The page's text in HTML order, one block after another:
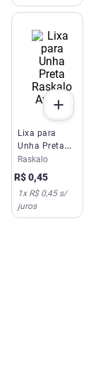
Lixa para
Unha Preta
Raskalo
Avulsa
Raskalo
R$0,45
1x R$ 0,45s/
juros